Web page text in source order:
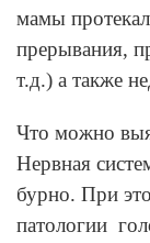
мамы
прерывания,
т.д.) а также
Что можно
Нервная
бурно. При
патологии